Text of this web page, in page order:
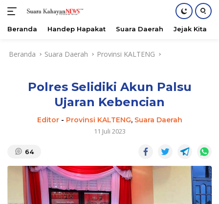
Beranda Handep Hapakat Suara Daerah Jejak Kita
Beranda Suara Daerah Provinsi KALTENG
Polres Selidiki Akun Palsu
Ujaran Kebencian
Editor- Provinsi KALTENG, Suara Daerah
11 Juli 2023
64